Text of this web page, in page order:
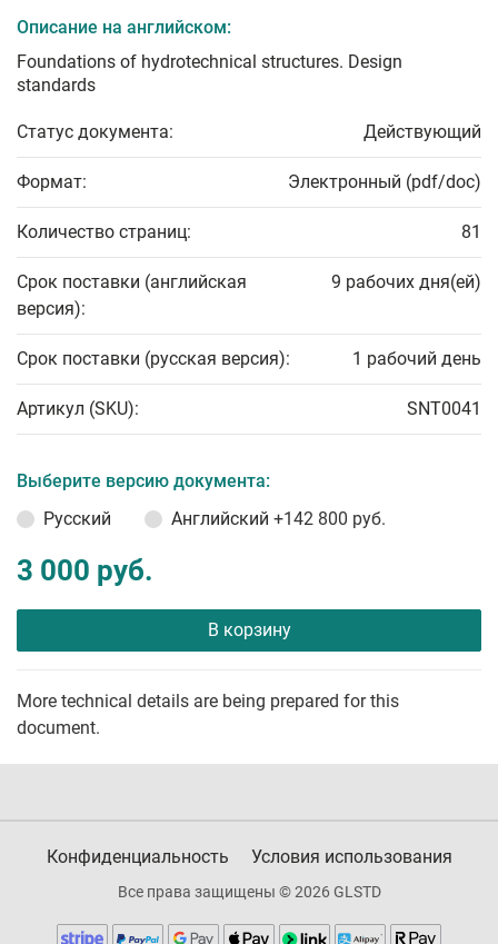
Описание на английском:
Foundations of hydrotechnical structures. Design
standards
Статус документа: Действующий
Формат: Электронный (pdf/doc)
Количество страниц: 81
Срок поставки (английская
версия):
9 рабочих дня(ей)
Срок поставки (русская версия): 1 рабочий день
Артикул (SKU): SNT0041
Выберите версию документа:
Русский
Английский +142 800 руб.
3 000 руб.
В корзину
More technical details are being prepared for this
document.
Конфиденциальность Условия использования
Все права защищены © 2026 GLSTD